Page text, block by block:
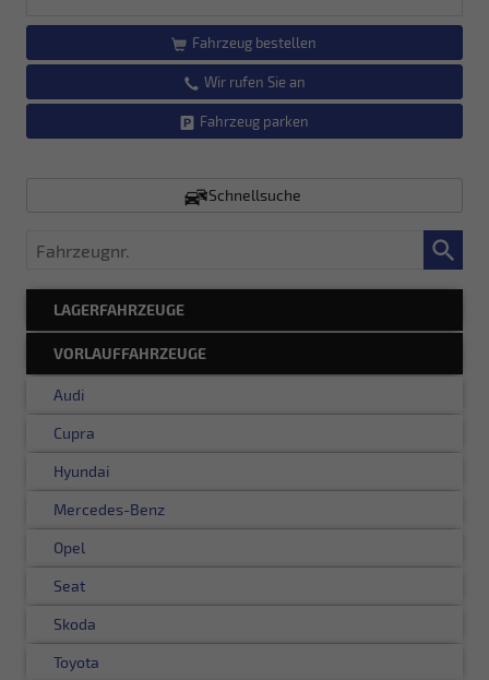
Fahrzeug bestellen
Wir rufen Sie an
Fahrzeug parken
Schnellsuche
Fahrzeugnr.
LAGERFAHRZEUGE
VORLAUFFAHRZEUGE
Audi
Cupra
Hyundai
Mercedes-Benz
Opel
Seat
Skoda
Toyota